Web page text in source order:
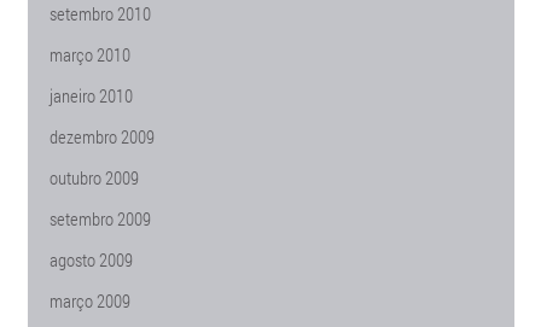
setembro 2010
março 2010
janeiro 2010
dezembro 2009
outubro 2009
setembro 2009
agosto 2009
março 2009